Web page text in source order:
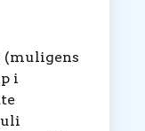
(muligens
i